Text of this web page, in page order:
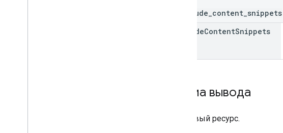
_exclude_content_snippets
excludeContentSnippets
Схема вывода
Файловый ресурс.